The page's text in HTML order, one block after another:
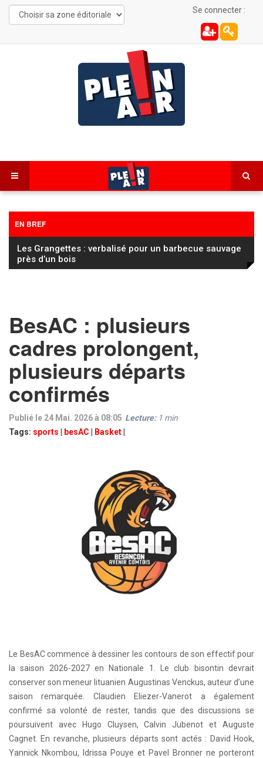
Se connecter :
EN BREF
Les Grangettes : verbalisé pour un barbecue sauvage
près d’un bois
BesAC : plusieurs
cadres prolongent,
plusieurs départs
confirmés
Publié le 24 Mai. 2026 à 08:05
Tags: sports besAC Basket
Lecture: 1 min
Le BesAC commence à dessiner les contours de son effectif pour
la saison 2026-2027 en Nationale 1. Le club bisontin devrait
conserver son meneur lituanien Augustinas Venckus, auteur d’une
saison remarquée. Claudien Eliezer-Vanerot a également
confirmé sa volonté de rester, tandis que des discussions se
poursuivent avec Hugo Cluysen, Calvin Jubenot et Auguste
Cagnet. En revanche, plusieurs départs sont actés : David Hook,
Yannick Nkombou, Idrissa Pouye et Pavel Bronner ne porteront